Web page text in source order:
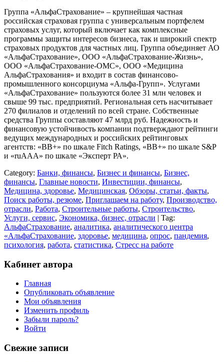
Группа «АльфаСтрахование» – крупнейшая частная
российская страховая группа с универсальным портфелем
страховых услуг, который включает как комплексные
программы защиты интересов бизнеса, так и широкий спектр
страховых продуктов для частных лиц. Группа объединяет АО
«АльфаСтрахование», ООО «АльфаСтрахование-Жизнь»,
ООО «АльфаСтрахование-ОМС», ООО «Медицина
АльфаСтрахования» и входит в состав финансово-
промышленного консорциума «Альфа-Групп». Услугами
«АльфаСтрахование» пользуются более 31 млн человек и
свыше 99 тыс. предприятий. Региональная сеть насчитывает
270 филиалов и отделений по всей стране. Собственные
средства Группы составляют 47 млрд руб. Надежность и
финансовую устойчивость компании подтверждают рейтинги
ведущих международных и российских рейтинговых
агентств: «ВВ+» по шкале Fitch Ratings, «ВВ+» по шкале S&P
и «ruАAA» по шкале «Эксперт РА».
Category: Банки, финансы, Бизнес и финансы, Бизнес,
финансы, Главные новости, Инвестиции, финансы,
Медицина, здоровье, Медицинская, Обзоры, статьи, факты,
Поиск работы, резюме, Приглашаем на работу, Производство,
отрасли, Работа, Строительные работы, Строительство,
Услуги, сервис, Экономика, бизнес, отрасли | Tag:
АльфаСтрахование, аналитика, аналитического центра
«АльфаСтрахование, здоровье, медицина, опрос, пандемия,
психология, работа, статистика, Стресс на работе
Кабинет автора
Главная
Опубликовать объявление
Мои объявления
Изменить профиль
Забыли пароль?
Войти
Свежие записи